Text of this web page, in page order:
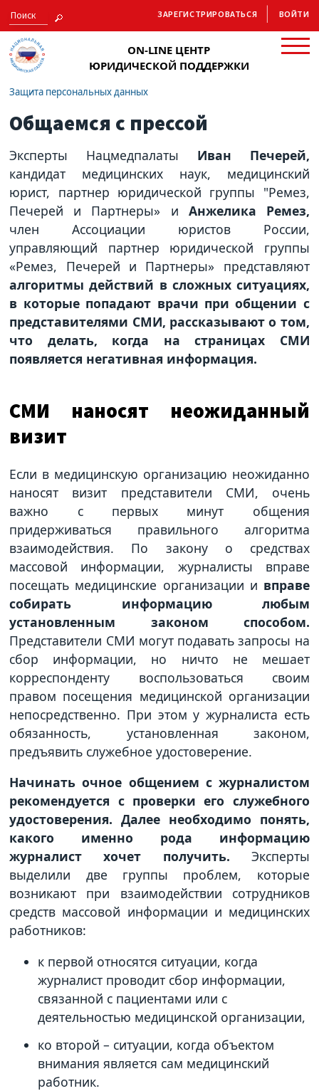
ON-LINE ЦЕНТР
ЮРИДИЧЕСКОЙ ПОДДЕРЖКИ
ЗАРЕГИСТРИРОВАТЬСЯ ВОЙТИ
Защита персональных данных
Общаемся с прессой
Эксперты Нацмедпалаты Иван Печерей,
кандидат медицинских наук, медицинский
юрист, партнер юридической группы "Ремез,
Печерей и Партнеры» и Анжелика Ремез,
член Ассоциации юристов России,
управляющий партнер юридической группы
«Ремез, Печерей и Партнеры» представляют
алгоритмы действий в сложных ситуациях,
в которые попадают врачи при общении с
представителями СМИ, рассказывают о том,
что делать, когда на страницах СМИ
появляется негативная информация.
СМИ наносят неожиданный
визит
Если в медицинскую организацию неожиданно
наносят визит представители СМИ, очень
важно с первых минут общения
придерживаться правильного алгоритма
взаимодействия. По закону о средствах
массовой информации, журналисты вправе
посещать медицинские организации и вправе
собирать информацию любым
установленным законом способом.
Представители СМИ могут подавать запросы на
сбор информации, но ничто не мешает
корреспонденту воспользоваться своим
правом посещения медицинской организации
непосредственно. При этом у журналиста есть
обязанность, установленная законом,
предъявить служебное удостоверение.
Начинать очное общением с журналистом
рекомендуется с проверки его служебного
удостоверения. Далее необходимо понять,
какого именно рода информацию
журналист хочет получить. Эксперты
выделили две группы проблем, которые
возникают при взаимодействии сотрудников
средств массовой информации и медицинских
работников:
к первой относятся ситуации, когда
журналист проводит сбор информации,
связанной с пациентами или с
деятельностью медицинской организации,
ко второй – ситуации, когда объектом
внимания является сам медицинский
работник.